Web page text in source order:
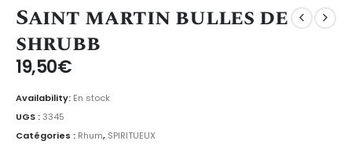
Saint martin bulles de
shrubb
19,50€
Availability: En stock
UGS :3345
Catégories : Rhum, SPIRITUEUX